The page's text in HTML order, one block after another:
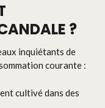
?
inquiétants de
courante :
cultivé dans des